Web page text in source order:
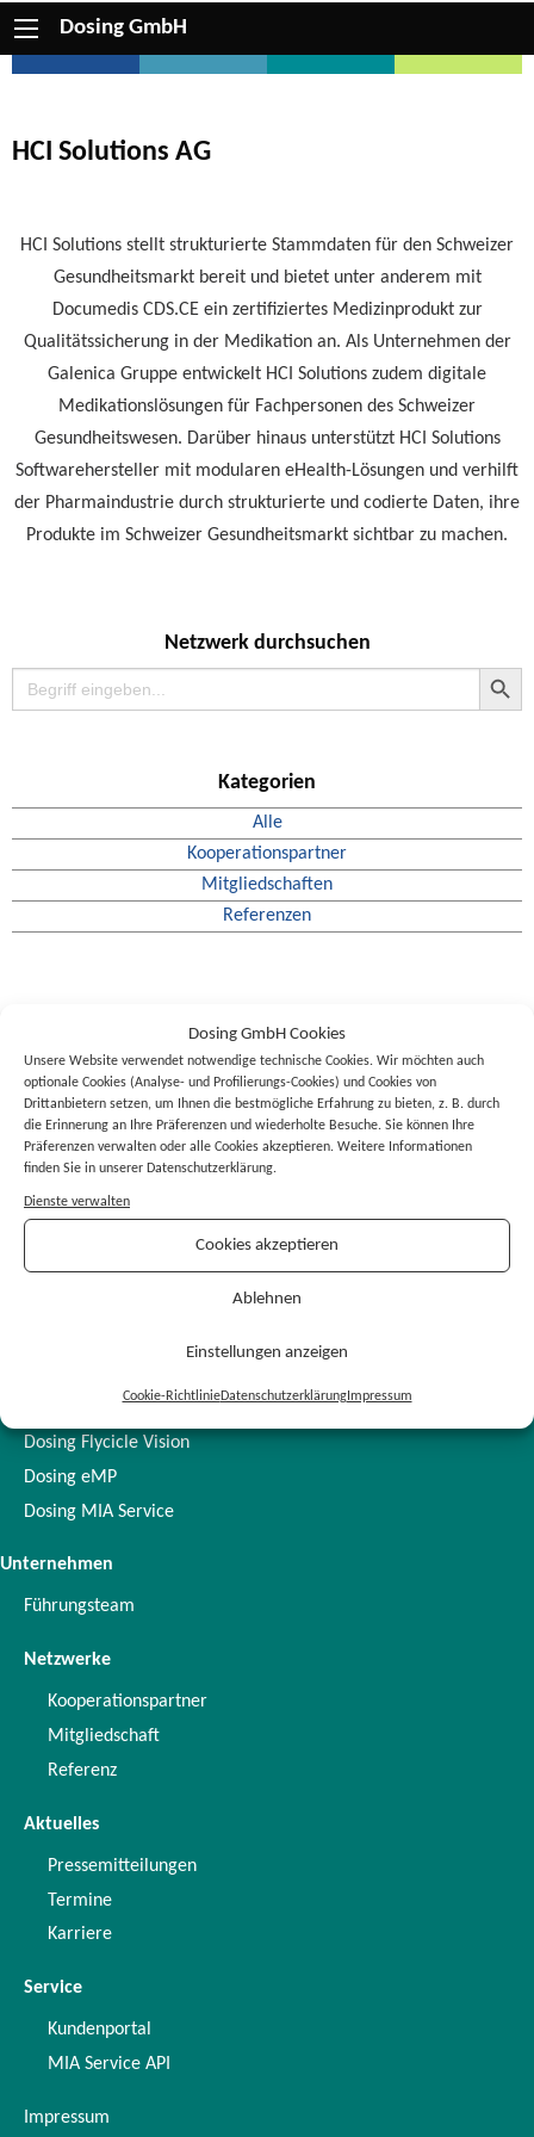
Dosing GmbH Cookies
Unsere Website verwendet notwendige technische Cookies. Wir möchten auch
optionale Cookies (Analyse- und Profilierungs-Cookies) und Cookies von
Drittanbietern setzen, um Ihnen die bestmögliche Erfahrung zu bieten, z. B. durch
die Erinnerung an Ihre Präferenzen und wiederholte Besuche. Sie können Ihre
Präferenzen verwalten oder alle Cookies akzeptieren. Weitere Informationen
finden Sie in unserer Datenschutzerklärung.
Dienste verwalten
Cookies akzeptieren
Ablehnen
Einstellungen anzeigen
Cookie-RichtlinieDatenschutzerklärungImpressum
Dosing GmbH
HCI Solutions AG
HCI Solutions stellt strukturierte Stammdaten für den Schweizer
Gesundheitsmarkt bereit und bietet unter anderem mit
Documedis CDS.CE ein zertifiziertes Medizinprodukt zur
Qualitätssicherung in der Medikation an. Als Unternehmen der
Galenica Gruppe entwickelt HCI Solutions zudem digitale
Medikationslösungen für Fachpersonen des Schweizer
Gesundheitswesen. Darüber hinaus unterstützt HCI Solutions
Softwarehersteller mit modularen eHealth-Lösungen und verhilft
der Pharmaindustrie durch strukturierte und codierte Daten, ihre
Produkte im Schweizer Gesundheitsmarkt sichtbar zu machen.
Netzwerk durchsuchen
Search
Search Button
Kategorien
Alle
Kooperationspartner
Mitgliedschaften
Referenzen
Dosing GmbH
Dosing Flycicle Vision
Dosing eMP
Dosing MIA Service
Unternehmen
Führungsteam
Netzwerke
Kooperationspartner
Mitgliedschaft
Referenz
Aktuelles
Pressemitteilungen
Termine
Karriere
Service
Kundenportal
MIA Service API
Impressum